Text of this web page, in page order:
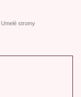
Umelé stromy